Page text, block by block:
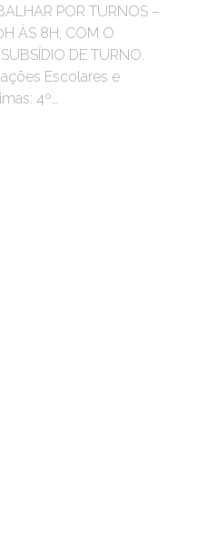
POR TURNOS –
ÀS 8H, COM O
DE TURNO.
Escolares e
4º…